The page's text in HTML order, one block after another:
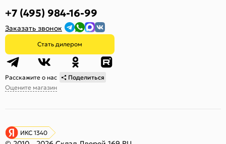
+7 (495) 984-16-99
Заказать звонок
Стать дилером
Расскажите о нас
Поделиться
Оцените магазин
ИКС 1340